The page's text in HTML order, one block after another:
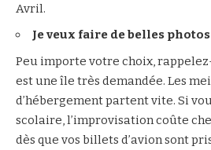
Avril.
Je veux faire de belles
Peu importe votre choix,
est une île très demandée. Les
d’hébergement partent vite. Si
scolaire, l’improvisation coûte
dès que vos billets d’avion sont